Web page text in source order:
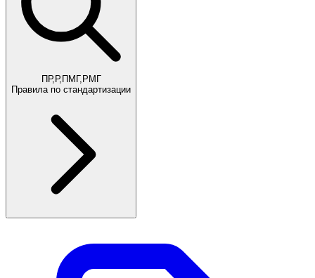
ПР,Р,ПМГ,РМГ
Правила по стандартизации